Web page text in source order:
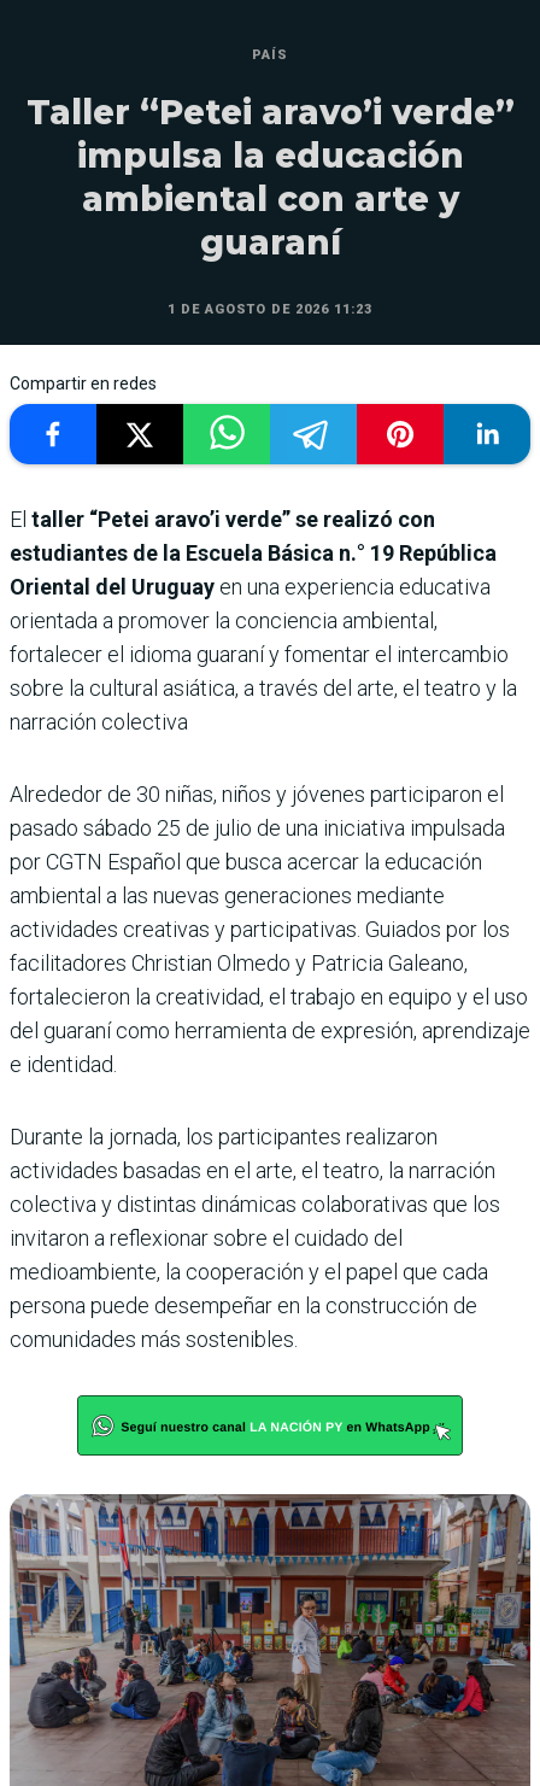
PAÍS
Taller “Petei aravo’i verde”
impulsa la educación
ambiental con arte y
guaraní
1 DE AGOSTO DE 2026 11:23
Compartir en redes
El taller “Petei aravo’i verde” se realizó con
estudiantes de la Escuela Básica n.° 19 República
Oriental del Uruguay en una experiencia educativa
orientada a promover la conciencia ambiental,
fortalecer el idioma guaraní y fomentar el intercambio
sobre la cultural asiática, a través del arte, el teatro y la
narración colectiva
Alrededor de 30 niñas, niños y jóvenes participaron el
pasado sábado 25 de julio de una iniciativa impulsada
por CGTN Español que busca acercar la educación
ambiental a las nuevas generaciones mediante
actividades creativas y participativas. Guiados por los
facilitadores Christian Olmedo y Patricia Galeano,
fortalecieron la creatividad, el trabajo en equipo y el uso
del guaraní como herramienta de expresión, aprendizaje
e identidad.
Durante la jornada, los participantes realizaron
actividades basadas en el arte, el teatro, la narración
colectiva y distintas dinámicas colaborativas que los
invitaron a reflexionar sobre el cuidado del
medioambiente, la cooperación y el papel que cada
persona puede desempeñar en la construcción de
comunidades más sostenibles.